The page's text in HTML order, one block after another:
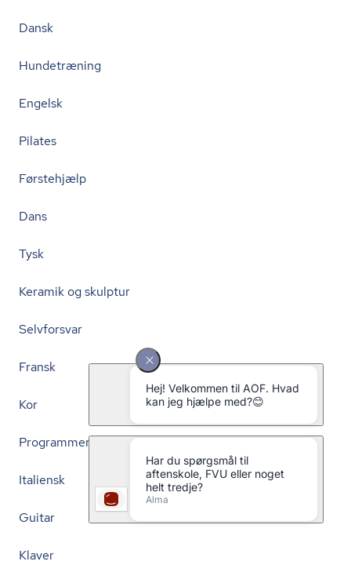
Dansk
Hundetræning
Engelsk
Pilates
Førstehjælp
Dans
Tysk
Keramik og skulptur
Selvforsvar
Fransk
Kor
Programmering
Italiensk
Guitar
Klaver